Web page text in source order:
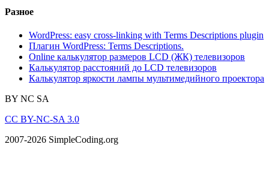
Разное
WordPress: easy cross-linking with Terms Descriptions plugin
Плагин WordPress: Terms Descriptions.
Online калькулятор размеров LCD (ЖК) телевизоров
Калькулятор расстояний до LCD телевизоров
Калькулятор яркости лампы мультимедийного проектора
BY NC SA
CC BY-NC-SA 3.0
2007-2026 SimpleCoding.org